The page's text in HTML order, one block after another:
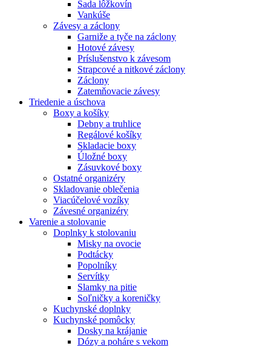
Sada lôžkovín
Vankúše
Závesy a záclony
Garniže a tyče na záclony
Hotové závesy
Príslušenstvo k závesom
Strapcové a nitkové záclony
Záclony
Zatemňovacie závesy
Triedenie a úschova
Boxy a košíky
Debny a truhlice
Regálové košíky
Skladacie boxy
Úložné boxy
Zásuvkové boxy
Ostatné organizéry
Skladovanie oblečenia
Viacúčelové vozíky
Závesné organizéry
Varenie a stolovanie
Doplnky k stolovaniu
Misky na ovocie
Podtácky
Popolníky
Servítky
Slamky na pitie
Soľničky a koreničky
Kuchynské doplnky
Kuchynské pomôcky
Dosky na krájanie
Dózy a poháre s vekom